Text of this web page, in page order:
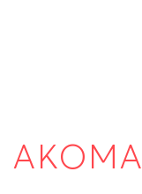
ΑΚΟΜΑ